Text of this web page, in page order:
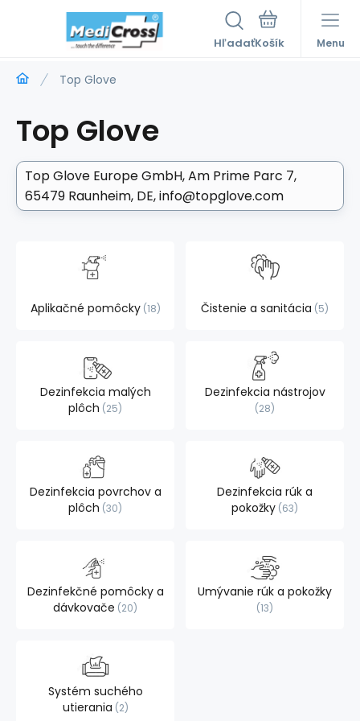
Hľadať Menu
Top Glove
Top Glove
Top Glove Europe GmbH Am Prime Parc 7,
65479 Raunheim, DE info@topglove.com
Aplikačné pomôcky 18 Čistenie a sanitácia 5
Dezinfekcia malých
plôch 25
Dezinfekcia nástrojov
28
Dezinfekcia povrchov a
plôch 30
Dezinfekcia rúk a
pokožky 63
Dezinfekčné pomôcky a
dávkovače 20
Umývanie rúk a pokožky
13
Systém suchého
utierania 2